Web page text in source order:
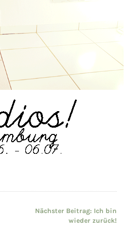
Nächster Beitrag: Ich bin
wieder zurück!